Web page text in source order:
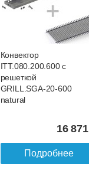
ITT.080.200.700 с
GRILL.SGA-20-700
19 056
Подробнее
Конвектор
ITT.080.200.600 с
решеткой
GRILL.SGA-20-600
natural
16 871
Подробнее